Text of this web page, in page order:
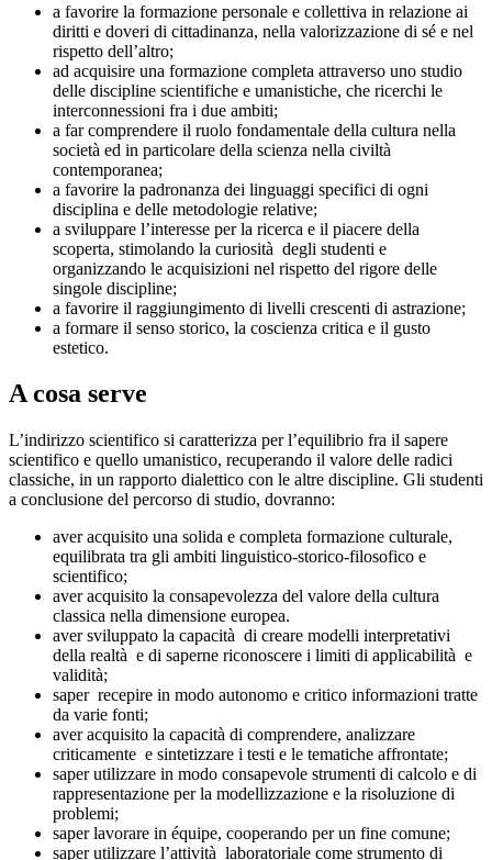
a favorire la formazione personale e collettiva in relazione ai
diritti e doveri di cittadinanza, nella valorizzazione di sé e nel
rispetto dell’altro;
ad acquisire una formazione completa attraverso uno studio
delle discipline scientifiche e umanistiche, che ricerchi le
interconnessioni fra i due ambiti;
a far comprendere il ruolo fondamentale della cultura nella
società ed in particolare della scienza nella civiltà
contemporanea;
a favorire la padronanza dei linguaggi specifici di ogni
disciplina e delle metodologie relative;
a sviluppare l’interesse per la ricerca e il piacere della
scoperta, stimolando la curiosità degli studenti e
organizzando le acquisizioni nel rispetto del rigore delle
singole discipline;
a favorire il raggiungimento di livelli crescenti di astrazione;
a formare il senso storico, la coscienza critica e il gusto
estetico.
A cosa serve
L’indirizzo scientifico si caratterizza per l’equilibrio fra il sapere
scientifico e quello umanistico, recuperando il valore delle radici
classiche, in un rapporto dialettico con le altre discipline. Gli studenti
a conclusione del percorso di studio, dovranno:
aver acquisito una solida e completa formazione culturale,
equilibrata tra gli ambiti linguistico-storico-filosofico e
scientifico;
aver acquisito la consapevolezza del valore della cultura
classica nella dimensione europea.
aver sviluppato la capacità di creare modelli interpretativi
della realtà e di saperne riconoscere i limiti di applicabilità e
validità;
saper recepire in modo autonomo e critico informazioni tratte
da varie fonti;
aver acquisito la capacità di comprendere, analizzare
criticamente e sintetizzare i testi e le tematiche affrontate;
saper utilizzare in modo consapevole strumenti di calcolo e di
rappresentazione per la modellizzazione e la risoluzione di
problemi;
saper lavorare in équipe, cooperando per un fine comune;
saper utilizzare l’attività laboratoriale come strumento di